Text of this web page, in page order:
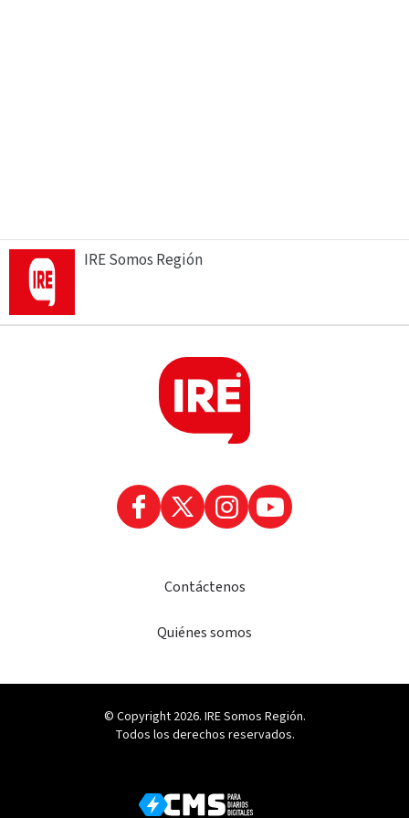
IRE Somos Región
Contáctenos
Quiénes somos
© Copyright 2026. IRE Somos Región.
Todos los derechos reservados.